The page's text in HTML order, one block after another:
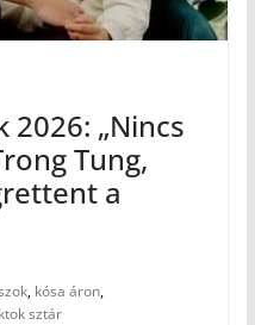
2026: „Nincs
Tung,
a
, kósa áron,
sztár